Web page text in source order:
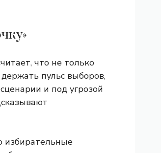
что не только
пульс выборов,
и под угрозой
избирательные